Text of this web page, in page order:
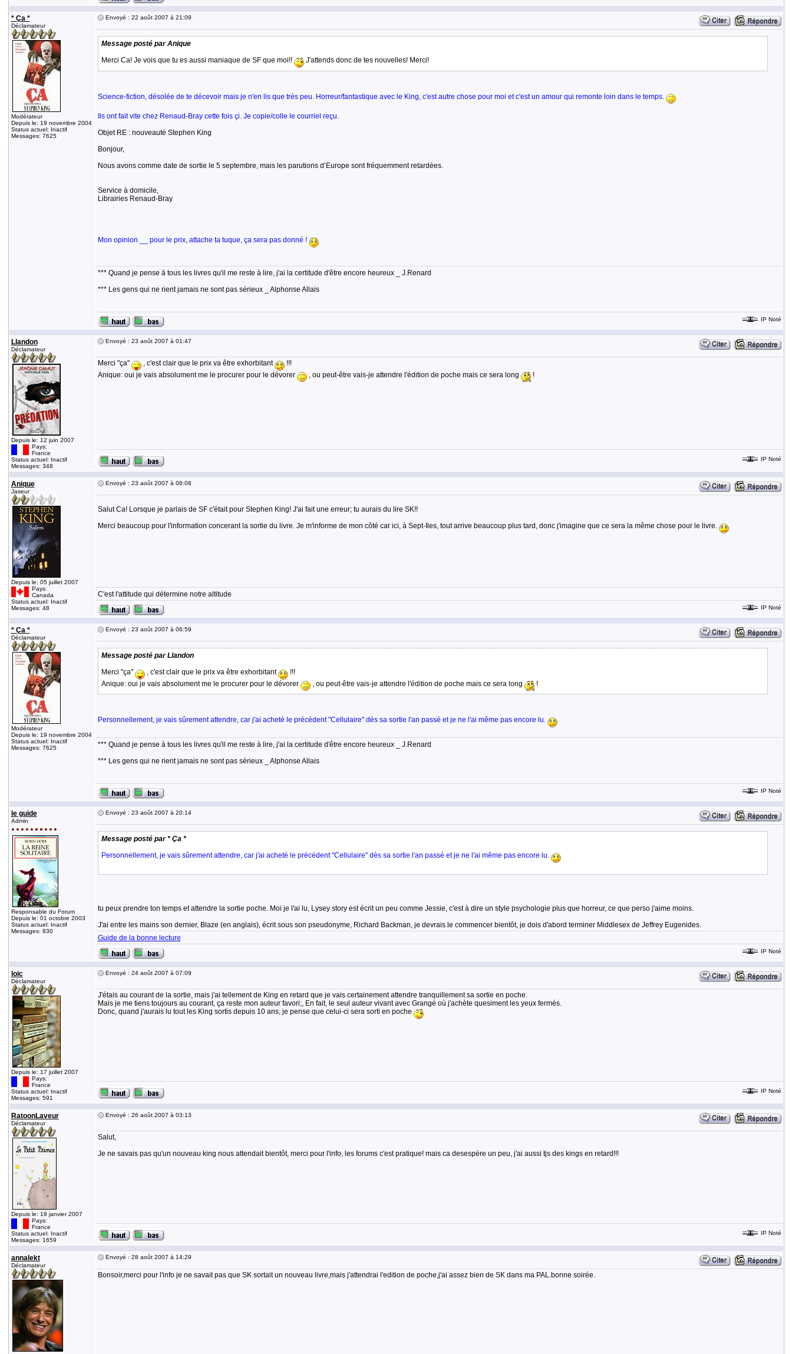
* Ça *
Déclamateur
Modérateur
Depuis le: 19 novembre 2004
Status actuel: Inactif
Messages: 7625
Envoyé : 22 août 2007 à 21:09
Message posté par Anique
Merci Ca! Je vois que tu es aussi maniaque de SF que moi!!
J'attends donc de tes nouvelles! Merci!
Science-fiction, désolée de te décevoir mais je n'en lis que très peu. Horreur/fantastique avec le King, c'est autre chose pour moi et c'est un amour qui remonte loin dans le temps.
Ils ont fait vite chez Renaud-Bray cette fois çi. Je copie/colle le courriel reçu.
Objet RE : nouveauté Stephen King
Bonjour,
Nous avons comme date de sortie le 5 septembre, mais les parutions d’Europe sont fréquemment retardées.
Service à domicile,
Librairies Renaud-Bray
Mon opinion __ pour le prix, attache ta tuque, ça sera pas donné !
*** Quand je pense à tous les livres qu'il me reste à lire, j'ai la certitude d'être encore heureux _ J.Renard
*** Les gens qui ne rient jamais ne sont pas sérieux _ Alphonse Allais
IP Noté
Llandon
Déclamateur
Depuis le: 12 juin 2007
Pays:
France
Status actuel: Inactif
Messages: 348
Envoyé : 23 août 2007 à 01:47
Merci "ça" , c'est clair que le prix va être exhorbitant
!!!
Anique: oui je vais absolument me le procurer pour le dévorer
, ou peut-être vais-je attendre l'édition de poche mais ce sera long !
IP Noté
Anique
Jaseur
Depuis le: 05 juillet 2007
Pays:
Canada
Status actuel: Inactif
Messages: 48
Envoyé : 23 août 2007 à 06:08
Salut Ca! Lorsque je parlais de SF c'était pour Stephen King! J'ai fait une erreur; tu aurais du lire SK!!
Merci beaucoup pour l'information concerant la sortie du livre. Je m'informe de mon côté car ici, à Sept-Iles, tout arrive beaucoup plus tard, donc j'imagine que ce sera la même chose pour le livre.
C'est l'attitude qui détermine notre altitude
IP Noté
* Ça *
Déclamateur
Modérateur
Depuis le: 19 novembre 2004
Status actuel: Inactif
Messages: 7625
Envoyé : 23 août 2007 à 06:59
Message posté par Llandon
Merci "ça"
, c'est clair que le prix va être exhorbitant
!!!
Anique: oui je vais absolument me le procurer pour le dévorer
, ou peut-être vais-je attendre l'édition de poche mais ce sera long !
Personnellement, je vais sûrement attendre, car j'ai acheté le précédent "Cellulaire" dès sa sortie l'an passé et je ne l'ai même pas encore lu.
*** Quand je pense à tous les livres qu'il me reste à lire, j'ai la certitude d'être encore heureux _ J.Renard
*** Les gens qui ne rient jamais ne sont pas sérieux _ Alphonse Allais
IP Noté
le guide
Admin
Responsable du Forum
Depuis le: 01 octobre 2003
Status actuel: Inactif
Messages: 830
Envoyé : 23 août 2007 à 20:14
Message posté par * Ça *
Personnellement, je vais sûrement attendre, car j'ai acheté le précédent "Cellulaire" dès sa sortie l'an passé et je ne l'ai même pas encore lu.
tu peux prendre ton temps et attendre la sortie poche. Moi je l'ai lu, Lysey story est écrit un peu comme Jessie, c'est à dire un style psychologie plus que horreur, ce que perso j'aime moins.
J'ai entre les mains son dernier, Blaze (en anglais), écrit sous son pseudonyme, Richard Backman, je devrais le commencer bientôt, je dois d'abord terminer Middlesex de Jeffrey Eugenides.
Guide de la bonne lecture
IP Noté
loic
Déclamateur
Depuis le: 17 juillet 2007
Pays:
France
Status actuel: Inactif
Messages: 591
Envoyé : 24 août 2007 à 07:09
J'étais au courant de la sortie, mais j'ai tellement de King en retard que je vais certainement attendre tranquillement sa sortie en poche.
Mais je me tiens toujours au courant, ça reste mon auteur favori;, En fait, le seul auteur vivant avec Grangé où j'achète quesiment les yeux fermés.
Donc, quand j'aurais lu tout les King sortis depuis 10 ans, je pense que celui-ci sera sorti en poche
IP Noté
RatoonLaveur
Déclamateur
Depuis le: 19 janvier 2007
Pays:
France
Status actuel: Inactif
Messages: 1659
Envoyé : 26 août 2007 à 03:13
Salut,
Je ne savais pas qu'un nouveau king nous attendait bientôt, merci pour l'info, les forums c'est pratique! mais ca desespère un peu, j'ai aussi tjs des kings en retard!!!
IP Noté
annalekt
Déclamateur
Envoyé : 28 août 2007 à 14:29
Bonsoir,merci pour l'info je ne savait pas que SK sortait un nouveau livre,mais j'attendrai l'edition de poche,j'ai assez bien de SK dans ma PAL.bonne soirée.